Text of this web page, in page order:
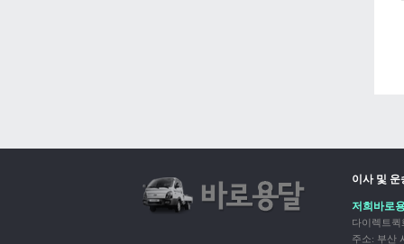
이사 및 운
저희바로
다이렉트
주소: 부산